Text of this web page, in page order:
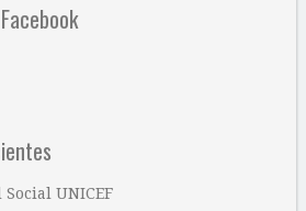
UNICEF